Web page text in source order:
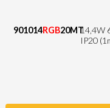
901014RGB20MT14,4W
IP20